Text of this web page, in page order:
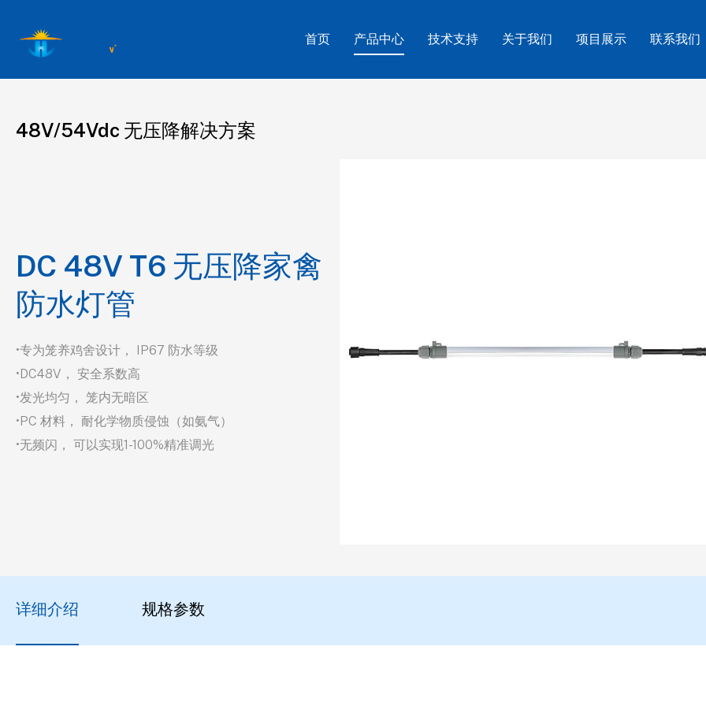
首页 产品中心 技术支持 关于我们 项目展示 联系我们
48V/54Vdc 无压降解决方案
DC 48V T6 无压降家禽
防水灯管
•专为笼养鸡舍设计， IP67 防水等级
•DC48V， 安全系数高
•发光均匀， 笼内无暗区
•PC 材料， 耐化学物质侵蚀（如氨气）
•无频闪， 可以实现1-100%精准调光
详细介绍 规格参数